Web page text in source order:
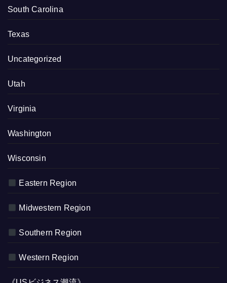
South Carolina
Texas
Uncategorized
Utah
Virginia
Washington
Wisconsin
Eastern Region
Midwestern Region
Southern Region
Western Region